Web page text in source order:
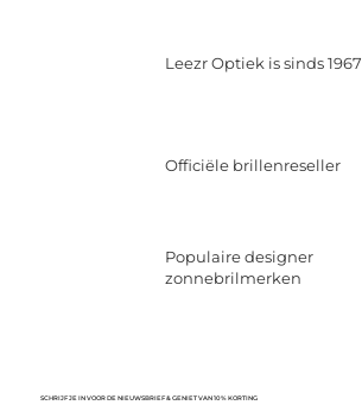
Leezr Optiek is sinds 1967
Officiële brillenreseller
Populaire designer
zonnebrilmerken
SCHRIJF JE IN VOOR DE NIEUWSBRIEF & GENIET VAN 10% KORTING